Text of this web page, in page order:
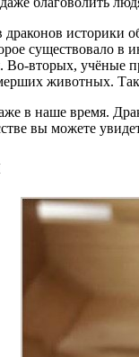
историки
существовало
Во-вторых,
животных.
в наше время.
вы можете